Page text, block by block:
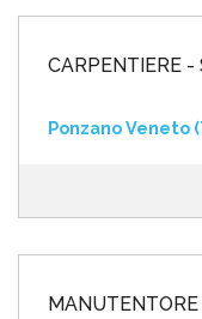
CARPENTIERE -
Ponzano Veneto